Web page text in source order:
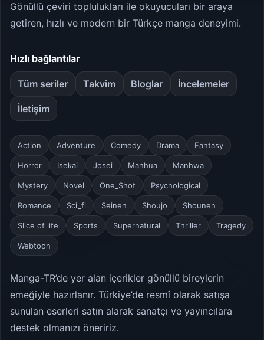
Gönüllü çeviri toplulukları ile okuyucuları bir araya
getiren, hızlı ve modern bir Türkçe manga deneyimi.
Hızlı bağlantılar
Tüm seriler Takvim Bloglar İncelemeler
İletişim
Action Adventure Comedy Drama Fantasy
Horror Isekai Josei Manhua Manhwa
Mystery Novel One_Shot Psychological
Romance Sci_fi Seinen Shoujo Shounen
Slice of life Sports Supernatural Thriller Tragedy
Webtoon
Manga-TR’de yer alan içerikler gönüllü bireylerin
emeğiyle hazırlanır. Türkiye’de resmî olarak satışa
sunulan eserleri satın alarak sanatçı ve yayıncılara
destek olmanızı öneririz.